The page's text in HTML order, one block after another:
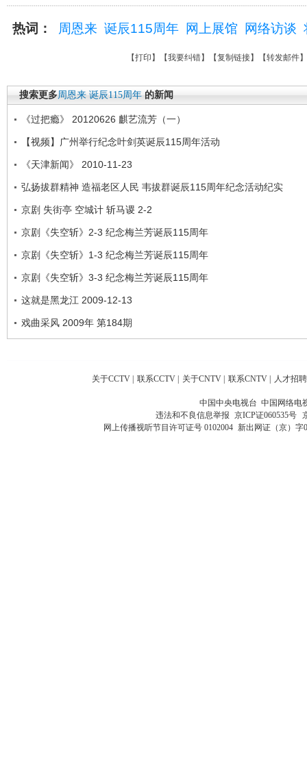
热词： 周恩来 诞辰115周年 网上展馆 网络访谈
【打印 】【我要纠错】【复制链接】【转发邮件
搜索更多周恩来 诞辰115周年 的新闻
《过把瘾》 20120626 麒艺流芳（一）
【视频】广州举行纪念叶剑英诞辰115周年活动
《天津新闻》 2010-11-23
弘扬拔群精神 造福老区人民 韦拔群诞辰115周年纪念活动纪实
京剧 失街亭 空城计 斩马谡 2-2
京剧《失空斩》2-3 纪念梅兰芳诞辰115周年
京剧《失空斩》1-3 纪念梅兰芳诞辰115周年
京剧《失空斩》3-3 纪念梅兰芳诞辰115周年
这就是黑龙江 2009-12-13
戏曲采风 2009年 第184期
关于CCTV 联系CCTV 关于CNTV 联系CNTV 人才招聘
中国中央电视台 中国网络电
违法和不良信息举报 京ICP证060535号
网上传播视听节目许可证号 0102004 新出网证（京）